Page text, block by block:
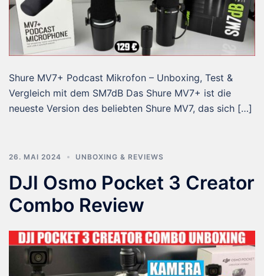
Shure MV7+ Podcast Mikrofon – Unboxing, Test &
Vergleich mit dem SM7dB Das Shure MV7+ ist die
neueste Version des beliebten Shure MV7, das sich […]
26. MAI 2024 UNBOXING & REVIEWS
DJI Osmo Pocket 3 Creator
Combo Review